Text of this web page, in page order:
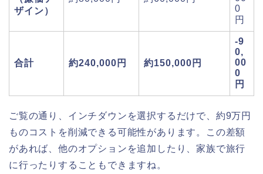
ザイン）
0
円
合計 約240,000円 約150,000円
-9
0,
00
0
円
ご覧の通り、インチダウンを選択するだけで、約9万円
ものコストを削減できる可能性があります。この差額
があれば、他のオプションを追加したり、家族で旅行
に行ったりすることもできますね。